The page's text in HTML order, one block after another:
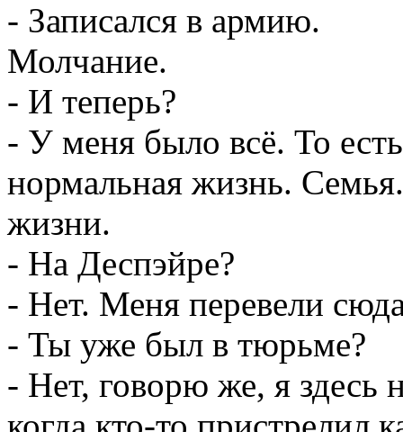
- Записался в армию.
Молчание.
- И теперь?
- У меня было всё. То
нормальная жизнь.
жизни.
- На Деспэйре?
- Нет. Меня перевели
- Ты уже был в тюрьме?
- Нет, говорю же, я здесь